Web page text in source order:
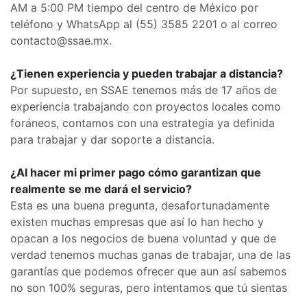
AM a 5:00 PM tiempo del centro de México por
teléfono y WhatsApp al (55) 3585 2201 o al correo
contacto@ssae.mx.
¿Tienen experiencia y pueden trabajar a distancia?
Por supuesto, en SSAE tenemos más de 17 años de
experiencia trabajando con proyectos locales como
foráneos, contamos con una estrategia ya definida
para trabajar y dar soporte a distancia.
¿Al hacer mi primer pago cómo garantizan que
realmente se me dará el servicio?
Esta es una buena pregunta, desafortunadamente
existen muchas empresas que así lo han hecho y
opacan a los negocios de buena voluntad y que de
verdad tenemos muchas ganas de trabajar, una de las
garantías que podemos ofrecer que aun así sabemos
no son 100% seguras, pero intentamos que tú sientas